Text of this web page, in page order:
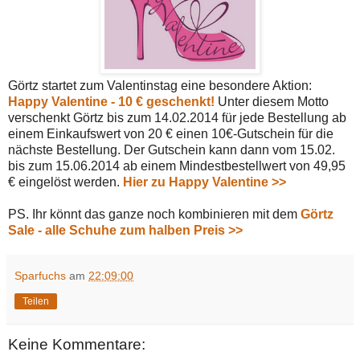
Görtz startet zum Valentinstag eine besondere Aktion:
Happy Valentine - 10 € geschenkt! Unter diesem Motto
verschenkt Görtz bis zum 14.02.2014 für jede Bestellung ab
einem Einkaufswert von 20 € einen 10€-Gutschein für die
nächste Bestellung. Der Gutschein kann dann vom 15.02.
bis zum 15.06.2014 ab einem Mindestbestellwert von 49,95
€ eingelöst werden. Hier zu Happy Valentine >>
PS. Ihr könnt das ganze noch kombinieren mit dem Görtz
Sale - alle Schuhe zum halben Preis >>
Sparfuchs am 22:09:00
Teilen
Keine Kommentare: